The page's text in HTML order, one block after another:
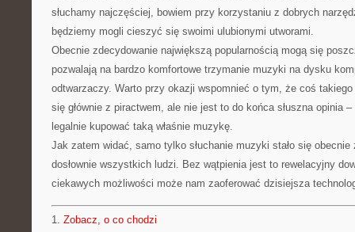
słuchamy najczęściej, bowiem przy korzystaniu z dobrych
będziemy mogli cieszyć się swoimi ulubionymi utworami.
Obecnie zdecydowanie największą popularnością mogą się
pozwalają na bardzo komfortowe trzymanie muzyki na dysku
odtwarzaczy. Warto przy okazji wspomnieć o tym, że coś
się głównie z piractwem, ale nie jest to do końca słuszna opinia
legalnie kupować taką właśnie muzykę.
Jak zatem widać, samo tylko słuchanie muzyki stało się
dosłownie wszystkich ludzi. Bez wątpienia jest to rewelacyjny
ciekawych możliwości może nam zaoferować dzisiejsza
1. Zobacz, o co chodzi